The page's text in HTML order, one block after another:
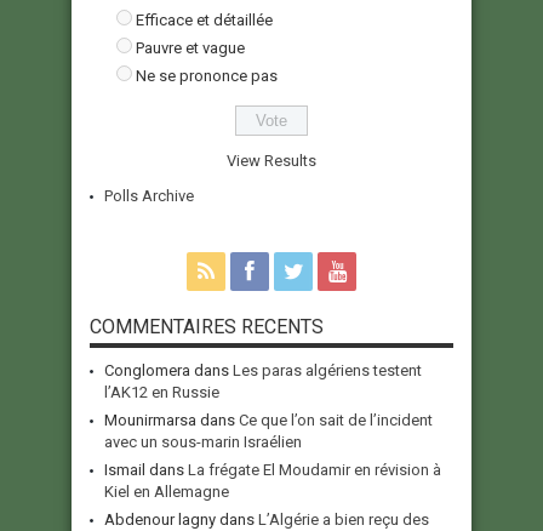
Efficace et détaillée
Pauvre et vague
Ne se prononce pas
View Results
Polls Archive
COMMENTAIRES RECENTS
Conglomera dans Les paras algériens testent
l’AK12 en Russie
Mounirmarsa dans Ce que l’on sait de l’incident
avec un sous-marin Israélien
Ismail dans La frégate El Moudamir en révision à
Kiel en Allemagne
Abdenour lagny dans L’Algérie a bien reçu des